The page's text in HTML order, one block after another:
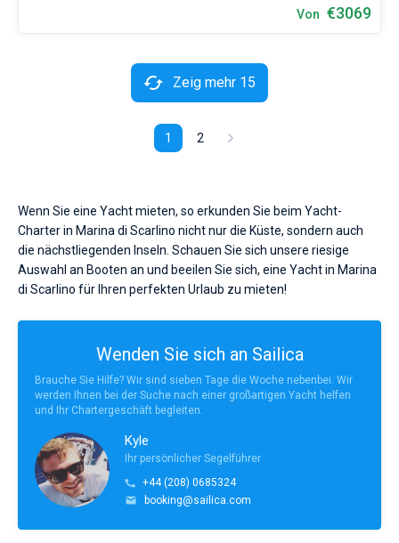
Von €3069
1 2
Zeig mehr 15
Wenn Sie eine Yacht mieten, so erkunden Sie beim Yacht-
Charter in Marina di Scarlino nicht nur die Küste, sondern auch
die nächstliegenden Inseln. Schauen Sie sich unsere riesige
Auswahl an Booten an und beeilen Sie sich, eine Yacht in Marina
di Scarlino für Ihren perfekten Urlaub zu mieten!
Wenden Sie sich an Sailica
Brauche Sie Hilfe? Wir sind sieben Tage die Woche nebenbei. Wir
werden Ihnen bei der Suche nach einer großartigen Yacht helfen
und Ihr Chartergeschäft begleiten.
Kyle
Ihr persönlicher Segelführer
+44 (208) 0685324
booking@sailica.com